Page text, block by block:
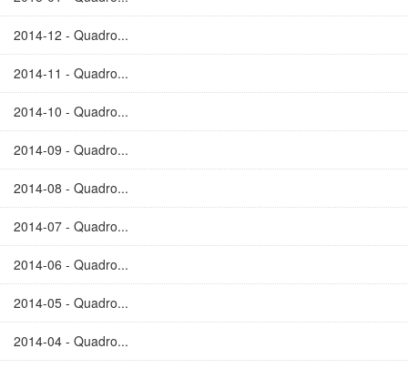
2014-12 - Quadro...
2014-11 - Quadro...
2014-10 - Quadro...
2014-09 - Quadro...
2014-08 - Quadro...
2014-07 - Quadro...
2014-06 - Quadro...
2014-05 - Quadro...
2014-04 - Quadro...